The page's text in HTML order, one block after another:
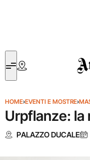
HOME›EVENTI E MOSTRE›
Urpflanze: la
PALAZZO DUCALE